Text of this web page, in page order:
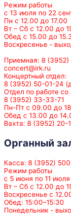
Режим работы
с 13 июля по 22
Пн с 12.00 до 17.00
Вт – Сб с 12.00 до
Обед с 15.00 до
Воскресенье -
Приемная: 8
concert@irk.ru
Концертный отдел:
8 (3952) 50-01-24
Отдел по работе со
8 (3952) 33-33-71
Пн-Пт с 09.00 до
Обед с 13.00 до
Вахта: 8 (3952) 20-
Органный
Касса: 8 (3952)
Режим работы
с 5 июня по 11 июля
Вт – Сб с 12.00 до
Воскресенье с
Обед: 15:00–15:30
Понедельник -